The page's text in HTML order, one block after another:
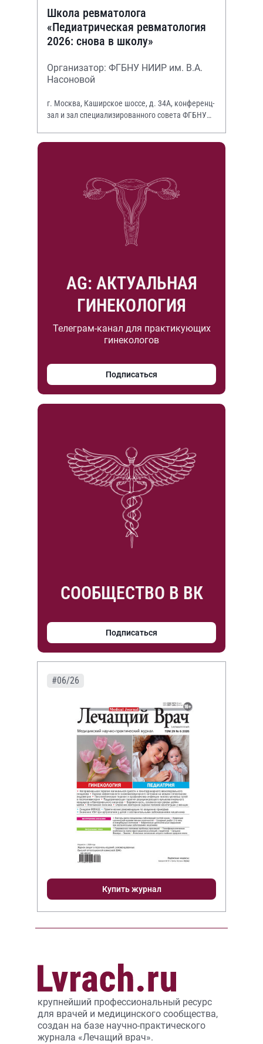
Школа ревматолога
«Педиатрическая ревматология
2026: снова в школу»
Организатор: ФГБНУ НИИР им. В.А.
Насоновой
г. Москва, Каширское шоссе, д. 34А, конференц-
зал и зал специализированного совета ФГБНУ
AG: АКТУАЛЬНАЯ
ГИНЕКОЛОГИЯ
Телеграм-канал для практикующих
гинекологов
Подписаться
СООБЩЕСТВО В ВК
Подписаться
#06/26
Купить журнал
крупнейший профессиональный ресурс
для врачей и медицинского сообщества,
создан на базе научно-практического
журнала «Лечащий врач».